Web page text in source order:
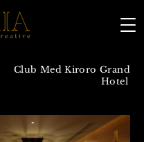
Club Med Kiroro Grand
Hotel